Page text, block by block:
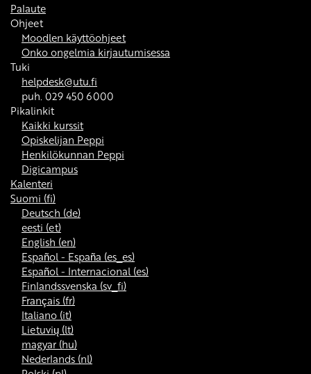
Palaute
Ohjeet
Moodlen käyttöohjeet
Onko ongelmia kirjautumisessa
Tuki
helpdesk@utu.fi
puh. 029 450 6000
Pikalinkit
Kaikki kurssit
Opiskelijan Peppi
Henkilökunnan Peppi
Digicampus
Kalenteri
Suomi ‎(fi)‎
Deutsch ‎(de)‎
eesti ‎(et)‎
English ‎(en)‎
Español - España ‎(es_es)‎
Español - Internacional ‎(es)‎
Finlandssvenska ‎(sv_fi)‎
Français ‎(fr)‎
Italiano ‎(it)‎
Lietuvių ‎(lt)‎
magyar ‎(hu)‎
Nederlands ‎(nl)‎